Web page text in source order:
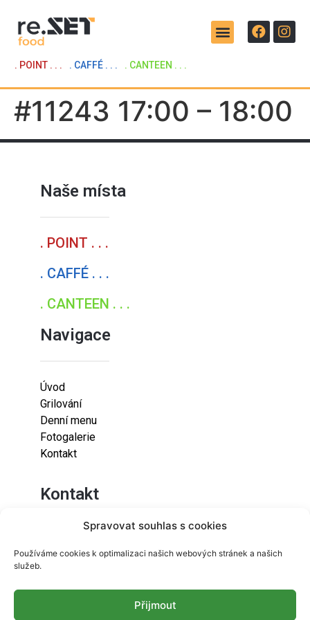
Spravovat souhlas s cookies
Používáme cookies k optimalizaci našich webových stránek a našich
služeb.
Přijmout
. POINT . . . . CAFFÉ . . . . CANTEEN . . .
#11243 17:00 – 18:00
Naše místa
. POINT . . .
. CAFFÉ . . .
. CANTEEN . . .
Navigace
Úvod
Grilování
Denní menu
Fotogalerie
Kontakt
Kontakt
Lazaretní 925/9